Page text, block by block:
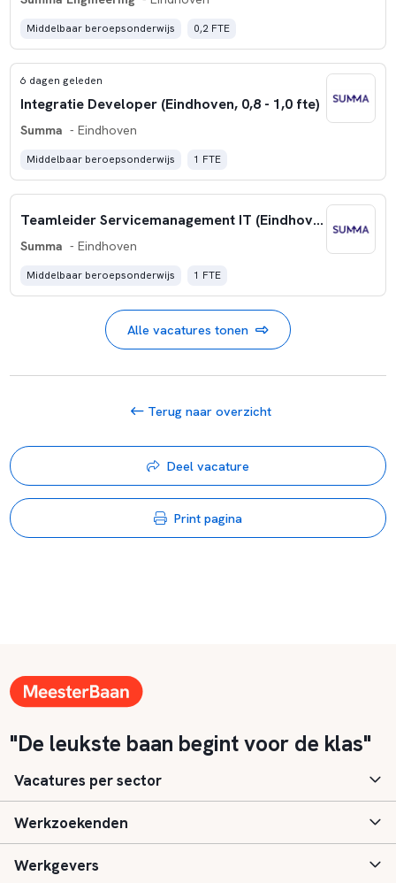
Middelbaar beroepsonderwijs 0,2 FTE
6 dagen geleden
Integratie Developer (Eindhoven, 0,8 - 1,0 fte)
Summa - Eindhoven
Middelbaar beroepsonderwijs 1 FTE
Teamleider Servicemanagement IT (Eindhoven, 0,8 - 1,0 fte)
Summa - Eindhoven
Middelbaar beroepsonderwijs 1 FTE
Alle vacatures tonen
Terug naar overzicht
Deel vacature
Print pagina
"De leukste baan begint voor de klas"
Vacatures per sector
Basisonderwijs
Speciaal (basis) onderwijs
Werkzoekenden
Aanmelden
Werkgevers